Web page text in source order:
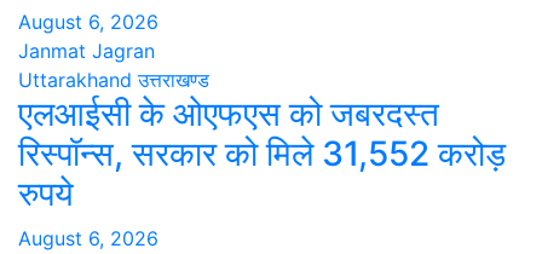
August 6, 2026
Janmat Jagran
Uttarakhand उत्तराखण्ड
एलआईसी के ओएफएस को जबरदस्त
रिस्पॉन्स, सरकार को मिले 31,552 करोड़
रुपये
August 6, 2026